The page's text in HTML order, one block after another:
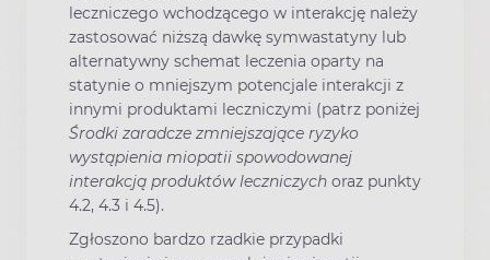
leczniczego wchodzącego w interakcję należy
zastosować niższą dawkę symwastatyny lub
alternatywny schemat leczenia oparty na
statynie o mniejszym potencjale interakcji z
innymi produktami leczniczymi (patrz poniżej
Środki zaradcze zmniejszające ryzyko
wystąpienia miopatii spowodowanej
interakcją produktów leczniczych oraz punkty
4.2, 4.3 i 4.5).
Zgłoszono bardzo rzadkie przypadki